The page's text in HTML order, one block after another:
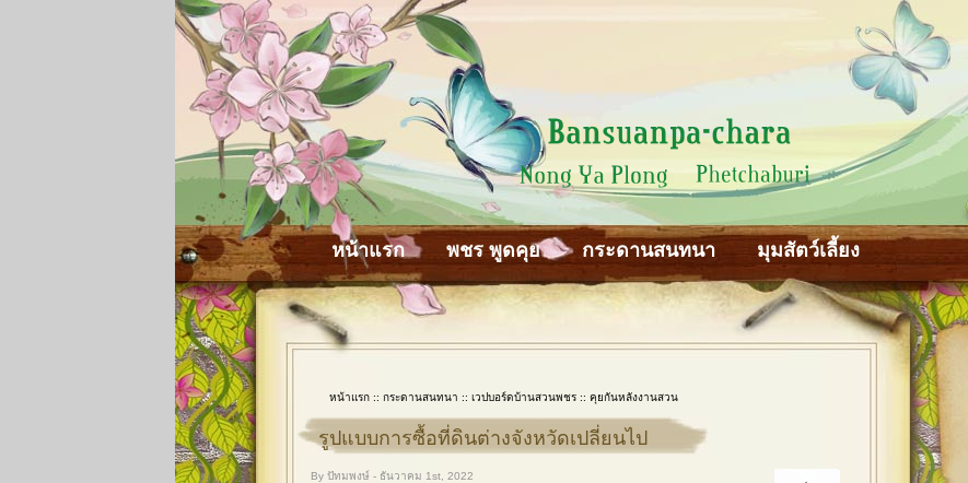
หน้าแรก พชร พูดคุย กระดานสนทนา มุมสัตว์เลี้ยง
หน้าแรก :: กระดานสนทนา :: เวปบอร์ดบ้านสวนพชร :: คุยกันหลังงานสวน
รูปแบบการซื้อที่ดินต่างจังหวัดเปลี่ยนไป
By ปัทมพงษ์ - ธันวาคม 1st, 2022